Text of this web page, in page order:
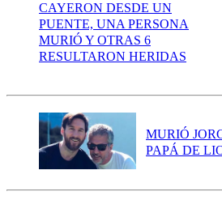
CAYERON DESDE UN
PUENTE, UNA PERSONA
MURIÓ Y OTRAS 6
RESULTARON HERIDAS
MURIÓ
PAPÁ DE